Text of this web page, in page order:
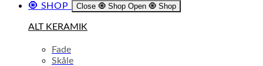
🧿 SHOP Close 🧿 Shop Open 🧿 Shop
ALT KERAMIK
Fade
Skåle